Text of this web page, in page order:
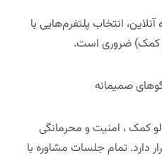
انتخاب پلتفرم‌هایی با
کمک) ضروری است.
صمیمانه
کمک ، امنیت و محرمانگی
دارد. تمام جلسات مشاوره با